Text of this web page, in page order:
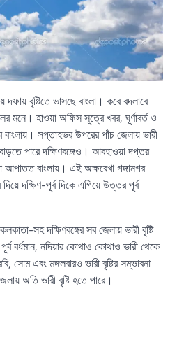
বৃষ্টিতে ভাসছে বাংলা। কবে বদলাবে
মনে। হাওয়া অফিস সূত্রে খবর, ঘূর্ণাবর্ত ও
বাংলায়। সপ্তাহভর উপরের পাঁচ জেলায় ভারী
বাড়তে পারে দক্ষিণবঙ্গেও। আবহাওয়া দপ্তর
বাংলায়। এই অক্ষরেখা গঙ্গানগর
দক্ষিণ-পূর্ব দিকে এগিয়ে উত্তর পূর্ব
সহ দক্ষিণবঙ্গের সব জেলায় ভারী বৃষ্টি
বর্ধমান, নদিয়ার কোথাও কোথাও ভারী থেকে
সোম এবং মঙ্গলবারও ভারী বৃষ্টির সম্ভাবনা
অতি ভারী বৃষ্টি হতে পারে।